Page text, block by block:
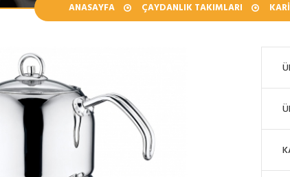
ANASAYFA ÇAYDANLIK TAKIMLARI